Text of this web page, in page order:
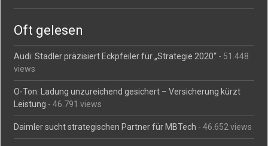
Oft gelesen
Audi: Stadler präzisiert Eckpfeiler für „Strategie 2020“ - 51.448
views
O-Ton: Ladung unzureichend gesichert – Versicherung kürzt
Leistung - 46.791 views
Daimler sucht strategischen Partner für MBTech - 46.652 views